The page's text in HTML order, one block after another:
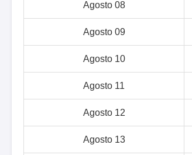
Agosto 08
Agosto 09
Agosto 10
Agosto 11
Agosto 12
Agosto 13